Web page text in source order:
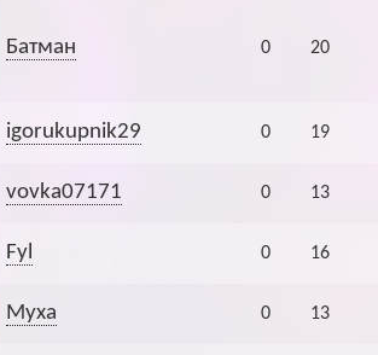
Батман 0 20
igorukupnik29 0 19
vovka07171 0 13
Fyl 0 16
Муха 0 13